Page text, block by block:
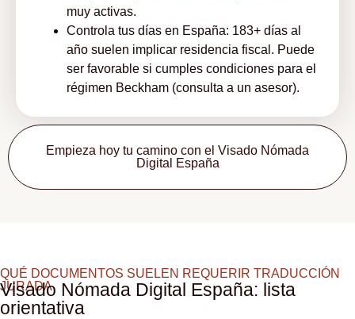
muy activas.
Controla tus días en España: 183+ días al
año suelen implicar residencia fiscal. Puede
ser favorable si cumples condiciones para el
régimen Beckham (consulta a un asesor).
Empieza hoy tu camino con el Visado Nómada
Digital España
QUÉ DOCUMENTOS SUELEN REQUERIR TRADUCCIÓN
JURADA
Visado Nómada Digital España: lista
orientativa